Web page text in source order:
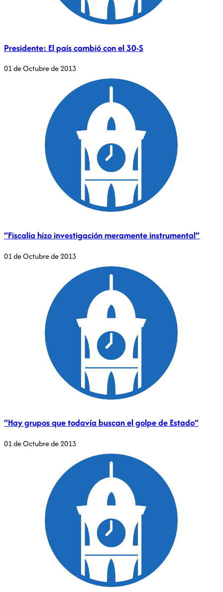
Presidente: El país cambió con el 30-S
01 de Octubre de 2013
“Fiscalía hizo investigación meramente instrumental”
01 de Octubre de 2013
“Hay grupos que todavía buscan el golpe de Estado”
01 de Octubre de 2013